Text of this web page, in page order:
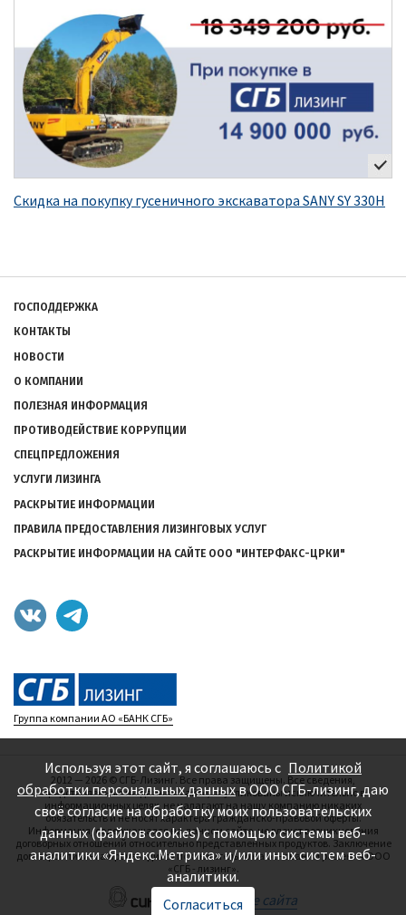
Скидка на покупку гусеничного экскаватора SANY SY 330H
Подвал
ГОСПОДДЕРЖКА
КОНТАКТЫ
НОВОСТИ
О КОМПАНИИ
ПОЛЕЗНАЯ ИНФОРМАЦИЯ
ПРОТИВОДЕЙСТВИЕ КОРРУПЦИИ
СПЕЦПРЕДЛОЖЕНИЯ
УСЛУГИ ЛИЗИНГА
РАСКРЫТИЕ ИНФОРМАЦИИ
ПРАВИЛА ПРЕДОСТАВЛЕНИЯ ЛИЗИНГОВЫХ УСЛУГ
РАСКРЫТИЕ ИНФОРМАЦИИ НА САЙТЕ ООО "ИНТЕРФАКС-ЦРКИ"
Группа компании АО «БАНК СГБ»
2012 — 2026 © СГБ-Лизинг. Все права защищены. Все сведения,
представленные на данном сайте, опубликованы исключительно в
информационных целях, не налагают на нашу компанию никаких
обязательств и не носят характера гражданско-правовой оферты.
Информация, содержащаяся на данном сайте, не влечет возникновения
договорных отношений относительно представленных продуктов. Заключение
договоров лизинга производится исключительно на основании решения ООО
«СГБ - лизинг».
—Создание сайта
Используя этот сайт, я соглашаюсь с Политикой
обработки персональных данныхв ООО СГБ-лизинг, даю
своё согласие на обработку моих пользовательских
данных (файлов cookies) с помощью системы веб-
аналитики «Яндекс.Метрика» и/или иных систем веб-
аналитики.
Согласиться